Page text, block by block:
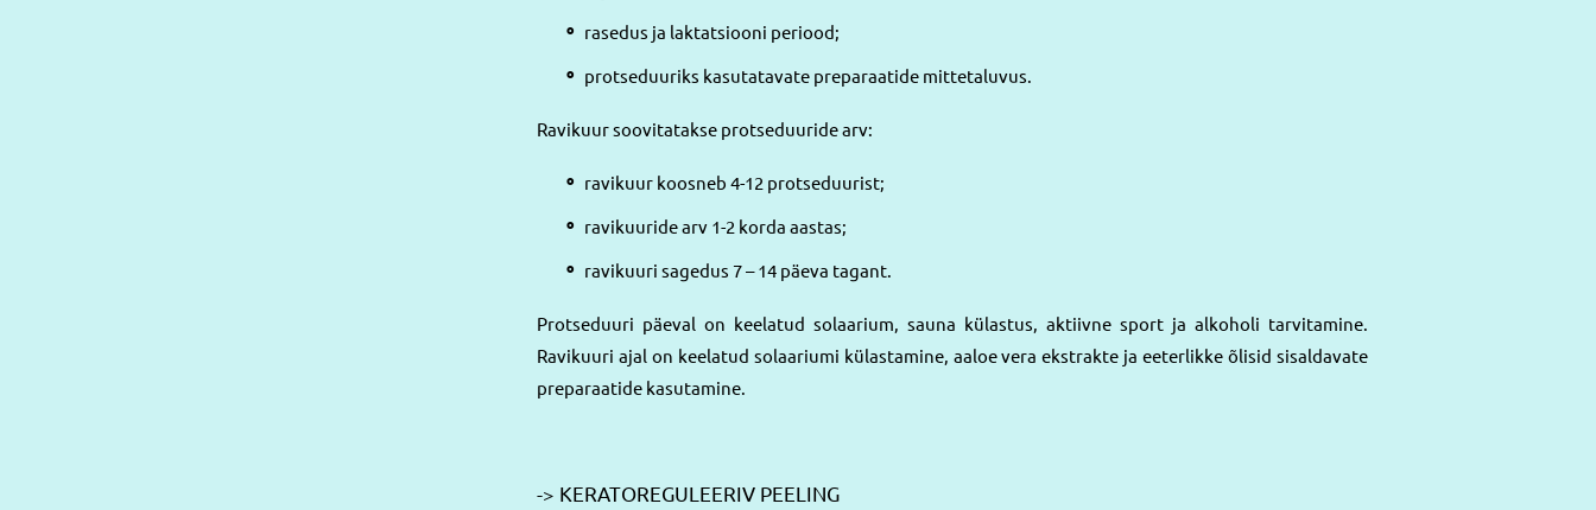
rasedus ja laktatsiooni periood;
protseduuriks kasutatavate preparaatide mittetaluvus.
Ravikuur soovitatakse protseduuride arv:
ravikuur koosneb 4-12 protseduurist;
ravikuuride arv 1-2 korda aastas;
ravikuuri sagedus 7 – 14 päeva tagant.
Protseduuri päeval on keelatud solaarium, sauna külastus, aktiivne sport ja alkoholi tarvitamine.
Ravikuuri ajal on keelatud solaariumi külastamine, aaloe vera ekstrakte ja eeterlikke õlisid sisaldavate
preparaatide kasutamine.
-> KERATOREGULEERIV PEELING